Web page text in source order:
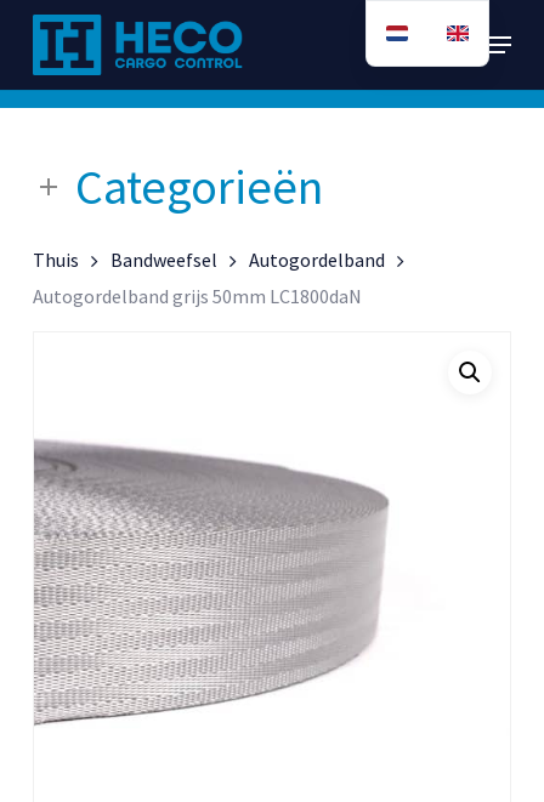
naar
de
Menu
Categorieën
Thuis Bandweefsel
Autogordelband
Autogordelband grijs 50mm LC1800daN